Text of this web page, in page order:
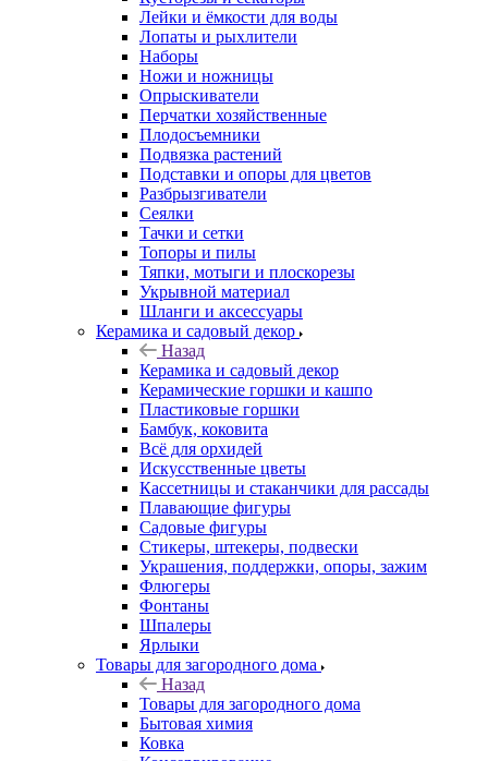
Лейки и ёмкости для воды
Лопаты и рыхлители
Наборы
Ножи и ножницы
Опрыскиватели
Перчатки хозяйственные
Плодосъемники
Подвязка растений
Подставки и опоры для цветов
Разбрызгиватели
Сеялки
Тачки и сетки
Топоры и пилы
Тяпки, мотыги и плоскорезы
Укрывной материал
Шланги и аксессуары
Керамика и садовый декор
Назад
Керамика и садовый декор
Керамические горшки и кашпо
Пластиковые горшки
Бамбук, коковита
Всё для орхидей
Искусственные цветы
Кассетницы и стаканчики для рассады
Плавающие фигуры
Садовые фигуры
Стикеры, штекеры, подвески
Украшения, поддержки, опоры, зажим
Флюгеры
Фонтаны
Шпалеры
Ярлыки
Товары для загородного дома
Назад
Товары для загородного дома
Бытовая химия
Ковка